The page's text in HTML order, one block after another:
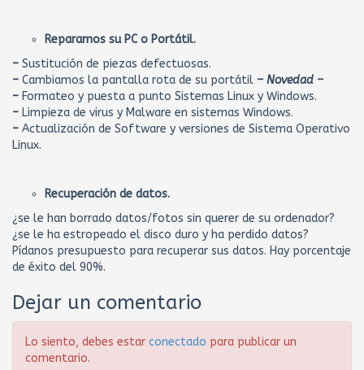
Reparamos su PC o Portátil.
– Sustitución de piezas defectuosas.
– Cambiamos la pantalla rota de su portátil – Novedad –
– Formateo y puesta a punto Sistemas Linux y Windows.
– Limpieza de virus y Malware en sistemas Windows.
– Actualización de Software y versiones de Sistema Operativo
Linux.
Recuperación de datos.
¿se le han borrado datos/fotos sin querer de su ordenador?
¿se le ha estropeado el disco duro y ha perdido datos?
Pídanos presupuesto para recuperar sus datos. Hay porcentaje
de éxito del 90%.
Dejar un comentario
Lo siento, debes estar conectado para publicar un
comentario.